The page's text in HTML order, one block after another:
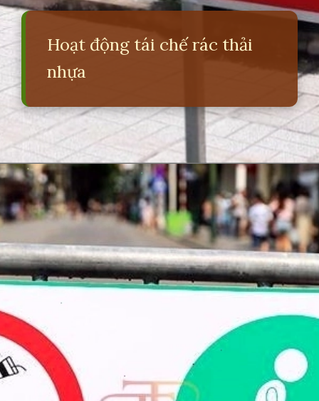
Hoạt động tái chế rác thải
nhựa
Đang mở https://erci.edu.vn/tac-hai-cua-viec-xa-rac-bua-bai